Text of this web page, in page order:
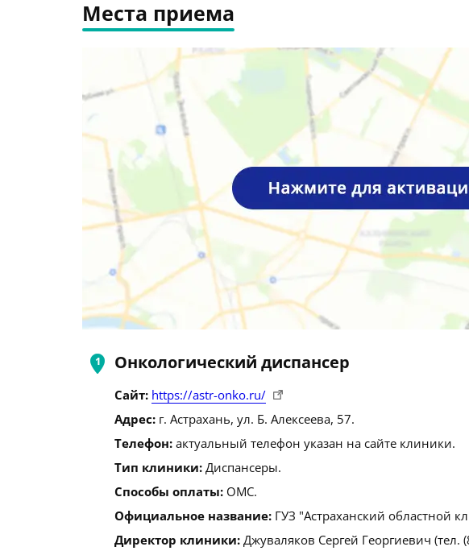
Места приема
Онкологический диспансер
Сайт: https://astr-onko.ru/
Адрес: г. Астрахань, ул. Б. Алексеева, 57.
Телефон: актуальный телефон указан на сайте клиники.
Тип клиники: Диспансеры.
Способы оплаты: ОМС.
Официальное название: ГУЗ "Астраханский областной
Директор клиники: Джуваляков Сергей Георгиевич (тел.